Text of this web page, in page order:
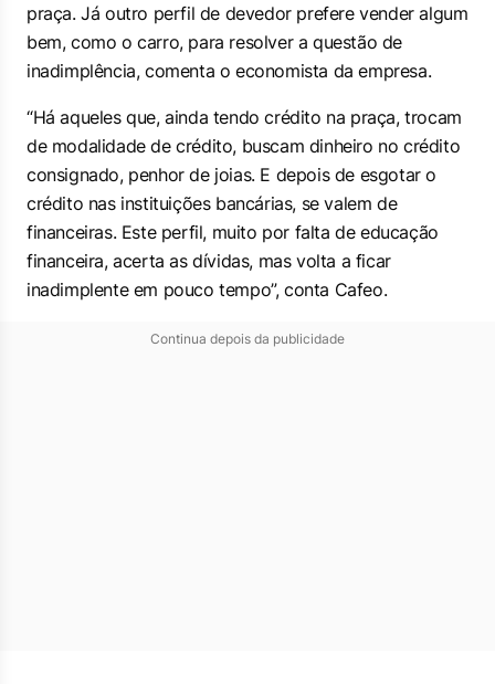
praça. Já outro perfil de devedor prefere vender algum
bem, como o carro, para resolver a questão de
inadimplência, comenta o economista da empresa.
“Há aqueles que, ainda tendo crédito na praça, trocam
de modalidade de crédito, buscam dinheiro no crédito
consignado, penhor de joias. E depois de esgotar o
crédito nas instituições bancárias, se valem de
financeiras. Este perfil, muito por falta de educação
financeira, acerta as dívidas, mas volta a ficar
inadimplente em pouco tempo”, conta Cafeo.
Continua depois da publicidade